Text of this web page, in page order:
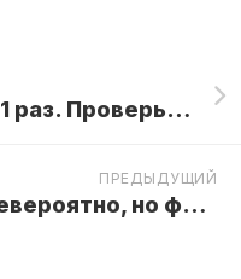
Читать нужно по утрам 1 раз. Проверьте, на себе, как изменяется ваша жизнь? Этот оберег призывает вашего Ангела-Хранителя
ПРЕДЫДУЩИЙ
Вся правда о меде. Невероятно, но факт.